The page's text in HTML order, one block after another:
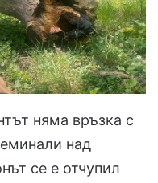
няма връзка с
над
се е отчупил